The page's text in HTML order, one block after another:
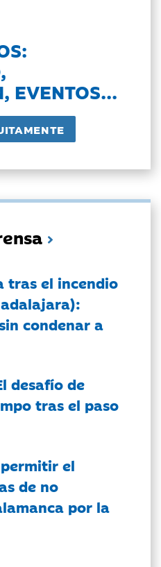
EVENTOS...
tras el incendio
condenar a
desafío de
tras el paso
permitir el
de no
por la